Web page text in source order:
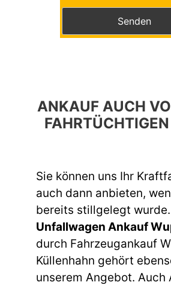
Bitte lasse dieses Feld
ANKAUF AUCH
Sie können uns Ihr
auch dann anbieten,
bereits stillgelegt wurde.
Unfallwagen Ankauf
durch Fahrzeugankauf
Küllenhahn gehört
unserem Angebot. Auch